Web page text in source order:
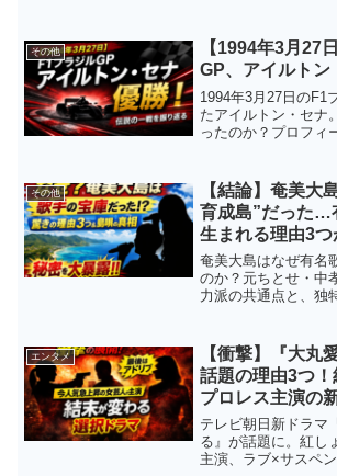
その他
【1994年3月27
GP、アイルトン
1994年3月27日のF1
たアイルトン・セナ
ったのか？プロフィ
その他
【結論】奄美大
育成島”だった…
生まれる理由3つ
奄美大島はなぜ有名
のか？元ちとせ・中
力派の共通点と、独
エンタメ
【衝撃】『大丸
話題の理由3つ
プロレス主演の
バい
テレビ朝日新ドラマ
る』が話題に。紅し
主演、ラブ×サスペ